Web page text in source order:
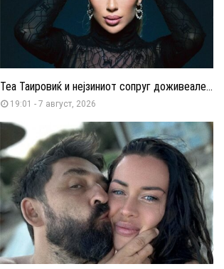
Теа Таировиќ и нејзиниот сопруг доживеале...
19:01 - 7 август, 2026